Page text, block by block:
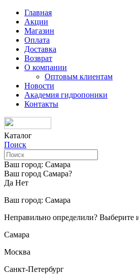
Главная
Акции
Магазин
Оплата
Доставка
Возврат
О компании
Оптовым клиентам
Новости
Академия гидропоники
Контакты
Каталог
Поиск
Ваш город: Самара
Ваш город Самара?
Да Нет
Ваш город: Самара
Неправильно определили? Выберите
Самара
Москва
Санкт-Петербург